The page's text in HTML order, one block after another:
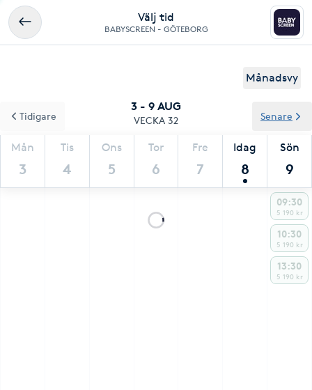
Välj tid
BABYSCREEN - GÖTEBORG
Månadsvy
3 - 9 AUG
VECKA 32
Mån
3
Tis
4
Ons
5
Tor
6
Fre
7
Idag
8
Sön
9
Tidigare Senare
09:30
5 190 kr
10:30
5 190 kr
13:30
5 190 kr